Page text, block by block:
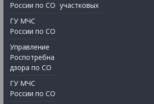
России по СО
ГУ МЧС
России по СО
Управление
Роспотребна
дзора по СО
ГУ МЧС
России по СО
участковых